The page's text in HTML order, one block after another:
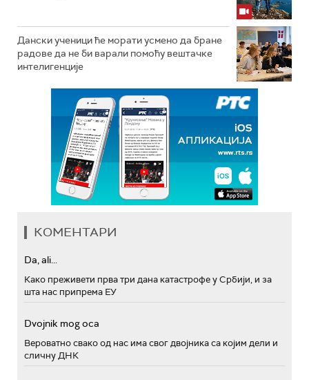
Дански ученици ће морати усмено да бране
радове да не би варали помоћу вештачке
интелигенције
КОМЕНТАРИ
Da, ali...
Како преживети прва три дана катастрофе у Србији, и за
шта нас припрема ЕУ
Dvojnik mog oca
Вероватно свако од нас има свог двојника са којим дели и
сличну ДНК